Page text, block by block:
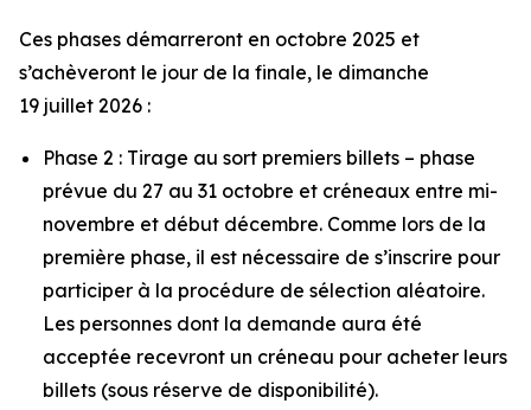
Ces phases démarreront en octobre 2025 et
s’achèveront le jour de la finale, le dimanche
19 juillet 2026 :
Phase 2 : Tirage au sort premiers billets – phase
prévue du 27 au 31 octobre et créneaux entre mi-
novembre et début décembre. Comme lors de la
première phase, il est nécessaire de s’inscrire pour
participer à la procédure de sélection aléatoire.
Les personnes dont la demande aura été
acceptée recevront un créneau pour acheter leurs
billets (sous réserve de disponibilité).